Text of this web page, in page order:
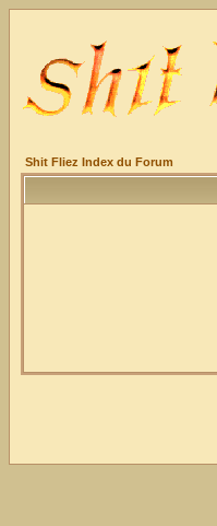
Shit Fliez Index du Forum